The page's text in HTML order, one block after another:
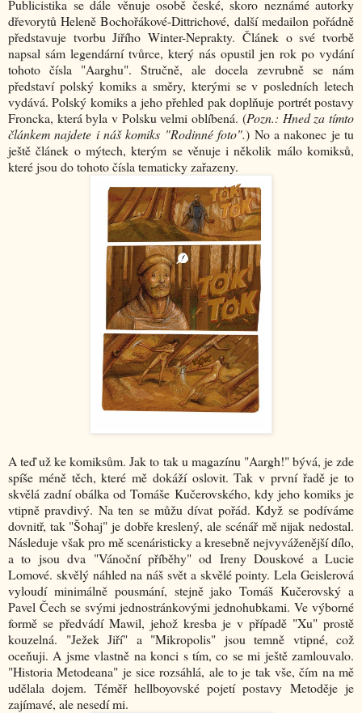
Publicistika se dále věnuje osobě české, skoro neznámé autorky
dřevorytů Heleně Bochořákové-Dittrichové, další medailon pořádně
představuje tvorbu Jiřího Winter-Neprakty. Článek o své tvorbě
napsal sám legendární tvůrce, který nás opustil jen rok po vydání
tohoto čísla "Aarghu". Stručně, ale docela zevrubně se nám
představí polský komiks a směry, kterými se v posledních letech
vydává. Polský komiks a jeho přehled pak doplňuje portrét postavy
Froncka, která byla v Polsku velmi oblíbená. (Pozn.: Hned za tímto
článkem najdete i náš komiks "Rodinné foto".) No a nakonec je tu
ještě článek o mýtech, kterým se věnuje i několik málo komiksů,
které jsou do tohoto čísla tematicky zařazeny.
A teď už ke komiksům. Jak to tak u magazínu "Aargh!" bývá, je zde
spíše méně těch, které mě dokáží oslovit. Tak v první řadě je to
skvělá zadní obálka od Tomáše Kučerovského, kdy jeho komiks je
vtipně pravdivý. Na ten se můžu dívat pořád. Když se podíváme
dovnitř, tak "Šohaj" je dobře kreslený, ale scénář mě nijak nedostal.
Následuje však pro mě scenáristicky a kresebně nejvyváženější dílo,
a to jsou dva "Vánoční příběhy" od Ireny Douskové a Lucie
Lomové. skvělý náhled na náš svět a skvělé pointy. Lela Geislerová
vyloudí minimálně pousmání, stejně jako Tomáš Kučerovský a
Pavel Čech se svými jednostránkovými jednohubkami. Ve výborné
formě se předvádí Mawil, jehož kresba je v případě "Xu" prostě
kouzelná. "Ježek Jiří" a "Mikropolis" jsou temně vtipné, což
oceňuji. A jsme vlastně na konci s tím, co se mi ještě zamlouvalo.
"Historia Metodeana" je sice rozsáhlá, ale to je tak vše, čím na mě
udělala dojem. Téměř hellboyovské pojetí postavy Metoděje je
zajímavé, ale nesedí mi.